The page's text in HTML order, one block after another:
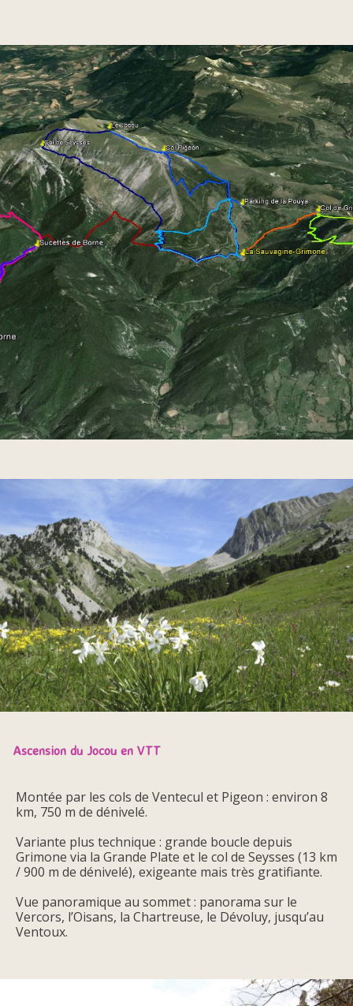
Ascension du Jocou en VTT
Montée par les cols de Ventecul et Pigeon : environ 8
km, 750 m de dénivelé.
Variante plus technique : grande boucle depuis
Grimone via la Grande Plate et le col de Seysses (13 km
/ 900 m de dénivelé), exigeante mais très gratifiante.
Vue panoramique au sommet : panorama sur le
Vercors, l’Oisans, la Chartreuse, le Dévoluy, jusqu’au
Ventoux.